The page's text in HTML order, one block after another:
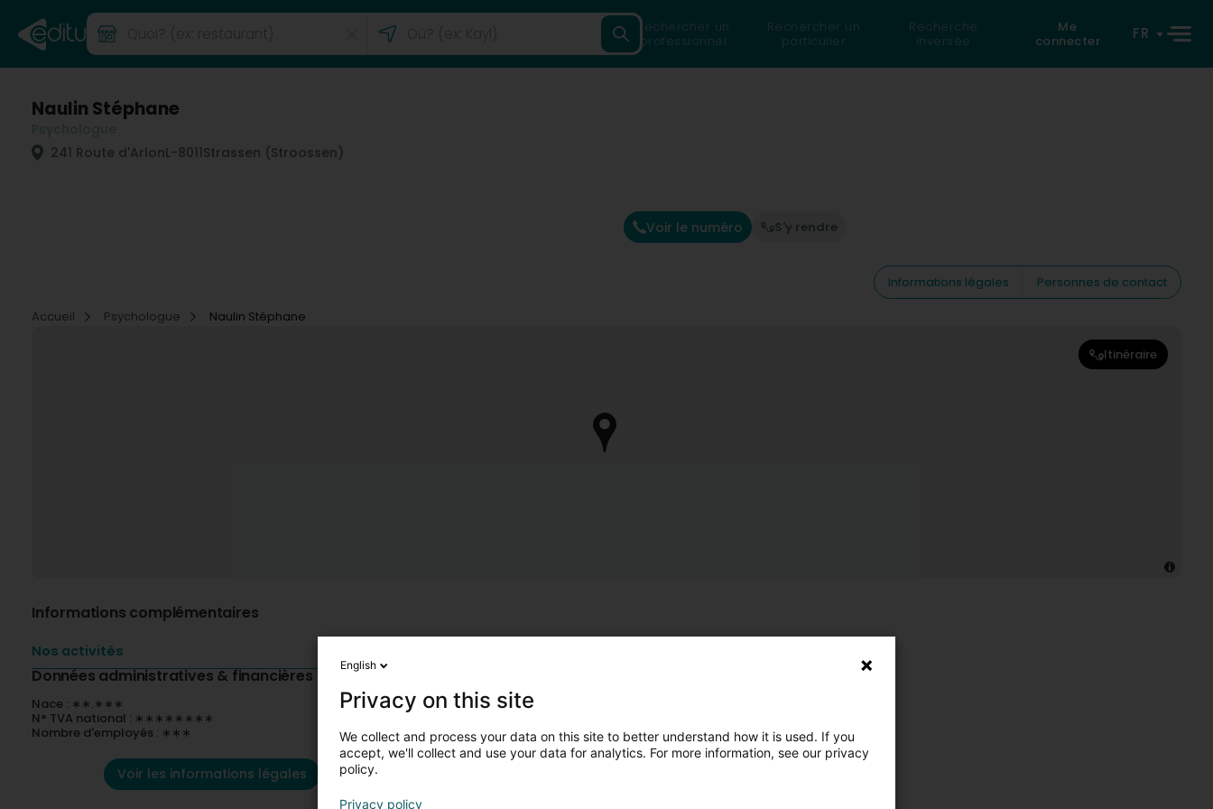
Rechercher un
professionnel
Rechercher un
particulier
Recherche
inversée
Me
connecter
FR
Naulin Stéphane
241 Route d'ArlonL-8011Strassen (Stroossen)
Voir le numéro S'y rendre
Informations légales
Personnes de contact
Accueil
Psychologue Naulin Stéphane
Itinéraire
Informations complémentaires
Nos activités
Données administratives & financières
Nace : ∗∗.∗∗∗
N° TVA national : ∗∗∗∗∗∗∗∗
Nombre d'employés : ∗∗∗
Voir les informations légales
English
Privacy on this site
We collect and process your data on this site to better understand how it is used. If you
accept, we'll collect and use your data for analytics. For more information, see our privacy
policy.
Privacy policy